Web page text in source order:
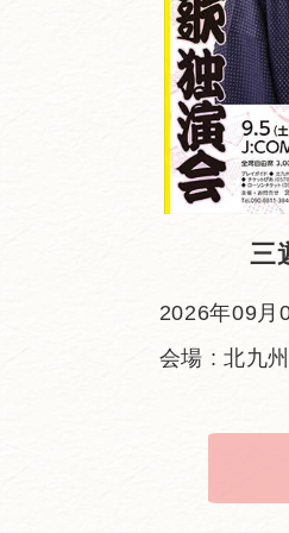
三
2026年09月
会場 : 北九